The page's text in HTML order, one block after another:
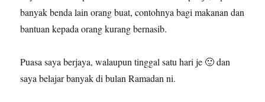
banyak benda lain orang buat, contohnya bagi makanan dan
bantuan kepada orang kurang bernasib.
Puasa saya berjaya, walaupun tinggal satu hari je 🙂 dan
saya belajar banyak di bulan Ramadan ni.